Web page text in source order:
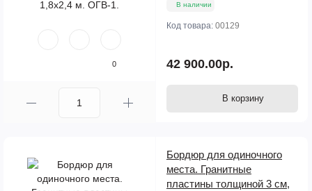
0
В наличии
Код товара: 00129
42 900.00р.
В корзину
Бордюр для одиночного
места. Гранитные
пластины толщиной 3 см,